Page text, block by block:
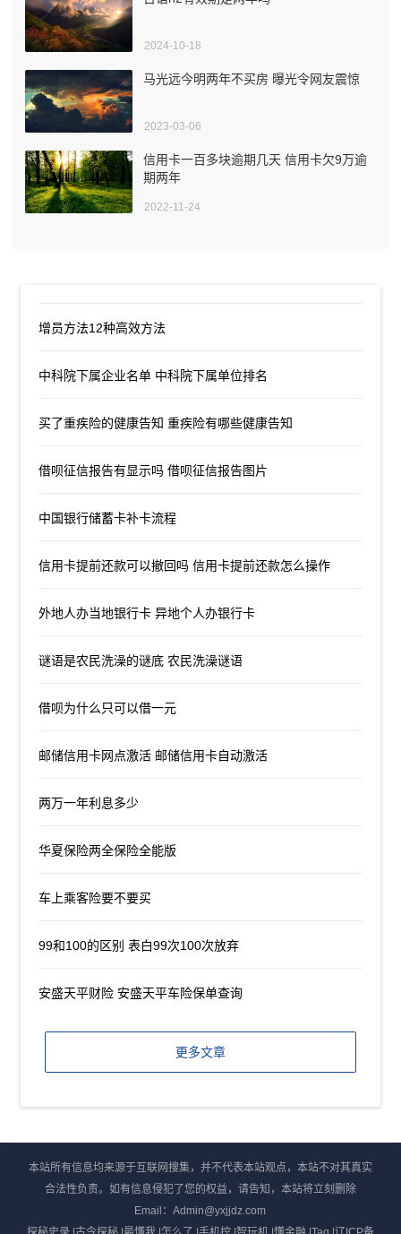
2024-10-18
马光远今明两年不买房 曝光令网友震惊
2023-03-06
信用卡一百多块逾期几天 信用卡欠9万逾
期两年
2022-11-24
增员方法12种高效方法
中科院下属企业名单 中科院下属单位排名
买了重疾险的健康告知 重疾险有哪些健康告知
借呗征信报告有显示吗 借呗征信报告图片
中国银行储蓄卡补卡流程
信用卡提前还款可以撤回吗 信用卡提前还款怎么操作
外地人办当地银行卡 异地个人办银行卡
谜语是农民洗澡的谜底 农民洗澡谜语
借呗为什么只可以借一元
邮储信用卡网点激活 邮储信用卡自动激活
两万一年利息多少
华夏保险两全保险全能版
车上乘客险要不要买
99和100的区别 表白99次100次放弃
安盛天平财险 安盛天平车险保单查询
更多文章
本站所有信息均来源于互联网搜集，并不代表本站观点，本站不对其真实
合法性负责。如有信息侵犯了您的权益，请告知，本站将立刻删除
Email：Admin@yxjjdz.com